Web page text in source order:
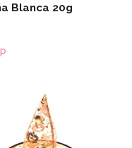
Blanca 20g